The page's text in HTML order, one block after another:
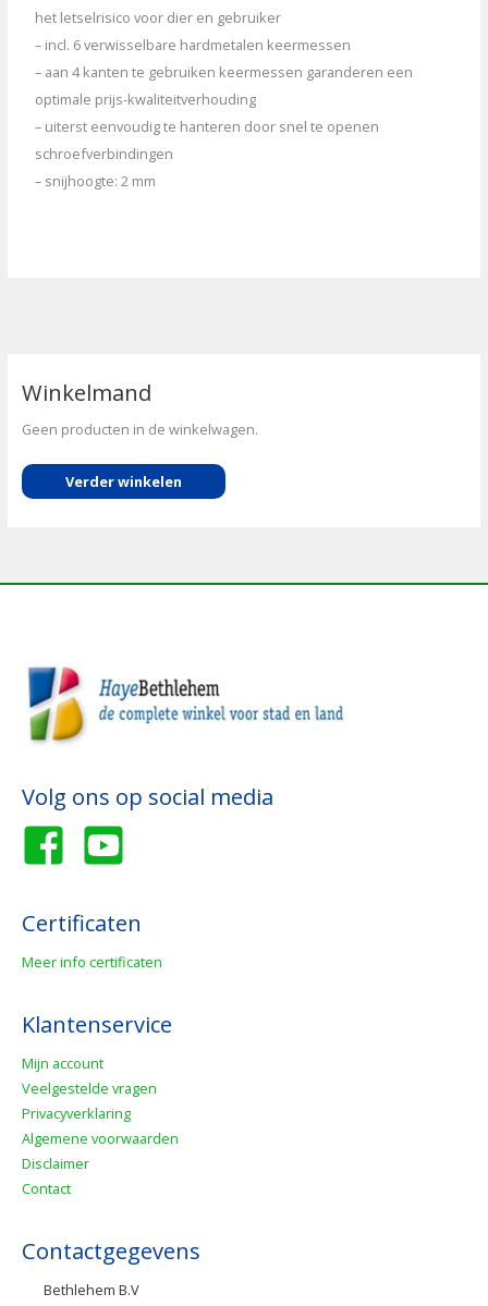
het letselrisico voor dier en gebruiker
– incl. 6 verwisselbare hardmetalen keermessen
– aan 4 kanten te gebruiken keermessen garanderen een
optimale prijs-kwaliteitverhouding
– uiterst eenvoudig te hanteren door snel te openen
schroefverbindingen
– snijhoogte: 2 mm
Winkelmand
Geen producten in de winkelwagen.
Verder winkelen
Volg ons op social media
Certificaten
Meer info certificaten
Klantenservice
Mijn account
Veelgestelde vragen
Privacyverklaring
Algemene voorwaarden
Disclaimer
Contact
Contactgegevens
Bethlehem B.V